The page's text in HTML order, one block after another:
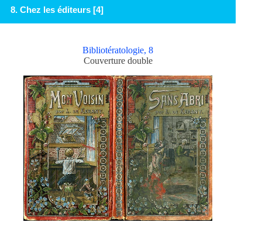
8. Chez les éditeurs [4]
Bibliotératologie, 8
Couverture double